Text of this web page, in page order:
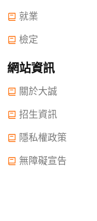
就業
檢定
網站資訊
關於大誠
招生資訊
隱私權政策
無障礙宣告